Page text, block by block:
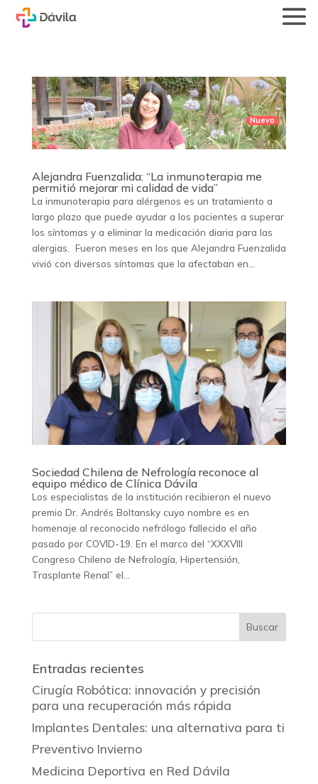
Alejandra Fuenzalida: “La inmunoterapia me
permitió mejorar mi calidad de vida”
La inmunoterapia para alérgenos es un tratamiento a
largo plazo que puede ayudar a los pacientes a superar
los síntomas y a eliminar la medicación diaria para las
alergias. Fueron meses en los que Alejandra Fuenzalida
vivió con diversos síntomas que la afectaban en...
Sociedad Chilena de Nefrología reconoce al
equipo médico de Clínica Dávila
Los especialistas de la institución recibieron el nuevo
premio Dr. Andrés Boltansky cuyo nombre es en
homenaje al reconocido nefrólogo fallecido el año
pasado por COVID-19. En el marco del “XXXVIII
Congreso Chileno de Nefrología, Hipertensión,
Trasplante Renal” el...
Entradas recientes
Cirugía Robótica: innovación y precisión
para una recuperación más rápida
Implantes Dentales: una alternativa para ti
Preventivo Invierno
Medicina Deportiva en Red Dávila